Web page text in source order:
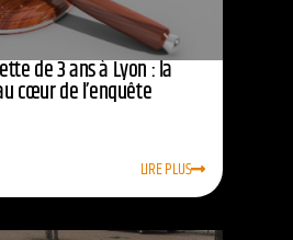
de 3 ans à Lyon : la
cœur de l’enquête
LIRE PLUS